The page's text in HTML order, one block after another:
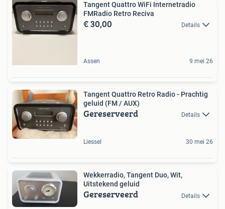
Tangent Quattro WiFi Internetradio
FMRadio Retro Reciva
€ 30,00 Details
Assen 9 mei 26
Tangent Quattro Retro Radio - Prachtig
geluid (FM / AUX)
Gereserveerd Details
Liessel 30 mei 26
Wekkerradio, Tangent Duo, Wit,
Uitstekend geluid
Gereserveerd Details